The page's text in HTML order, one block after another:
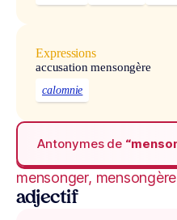
Expressions
accusation mensongère
calomnie
Antonymes de
mensonger, mensongère
adjectif